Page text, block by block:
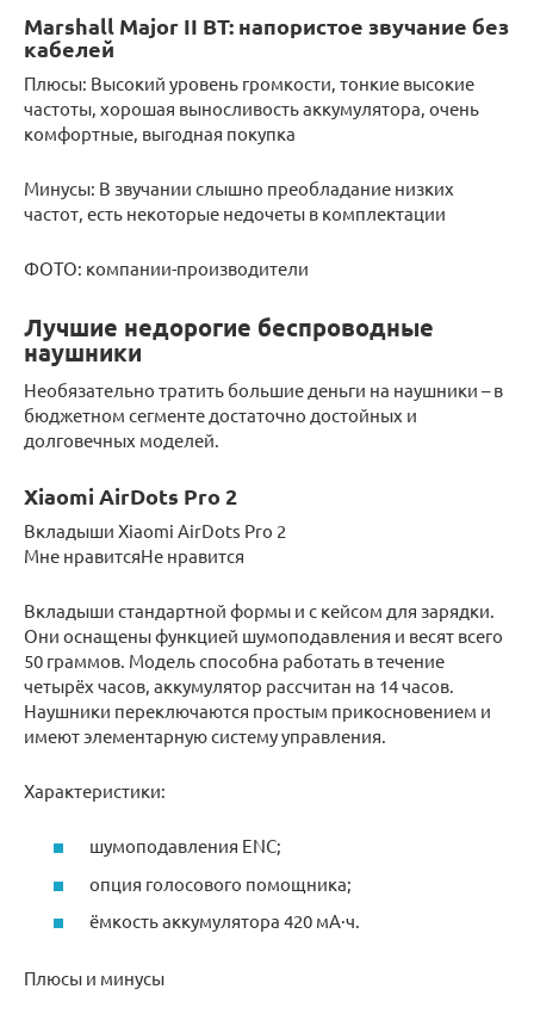
Marshall Major II BT: напористое звучание без
кабелей
Плюсы: Высокий уровень громкости, тонкие высокие
частоты, хорошая выносливость аккумулятора, очень
комфортные, выгодная покупка
Минусы: В звучании слышно преобладание низких
частот, есть некоторые недочеты в комплектации
ФОТО: компании-производители
Лучшие недорогие беспроводные
наушники
Необязательно тратить большие деньги на наушники – в
бюджетном сегменте достаточно достойных и
долговечных моделей.
Xiaomi AirDots Pro 2
Вкладыши Xiaomi AirDots Pro 2
Мне нравитсяНе нравится
Вкладыши стандартной формы и с кейсом для зарядки.
Они оснащены функцией шумоподавления и весят всего
50 граммов. Модель способна работать в течение
четырёх часов, аккумулятор рассчитан на 14 часов.
Наушники переключаются простым прикосновением и
имеют элементарную систему управления.
Характеристики:
шумоподавления ENC;
опция голосового помощника;
ёмкость аккумулятора 420 мА·ч.
Плюсы и минусы